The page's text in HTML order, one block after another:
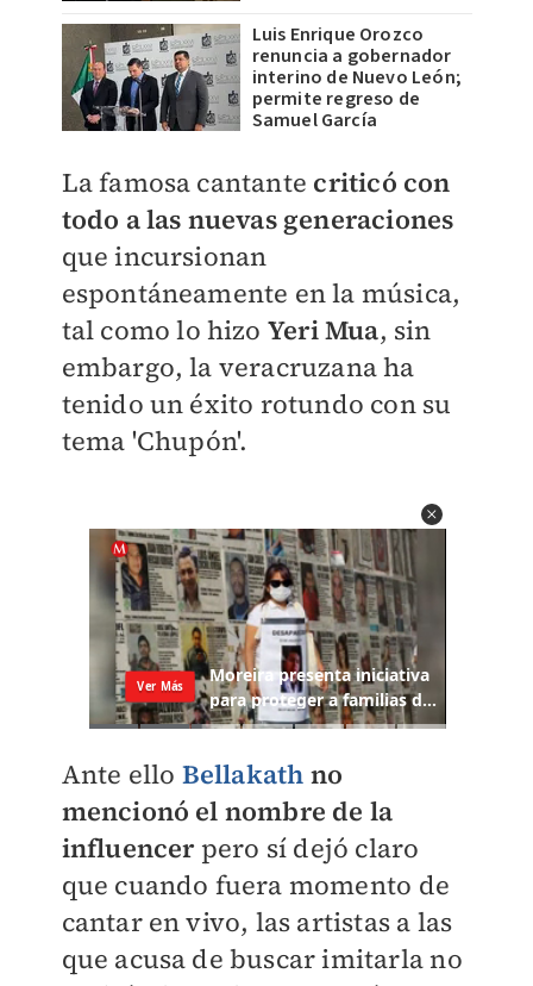
Luis Enrique Orozco
renuncia a gobernador
interino de Nuevo León;
permite regreso de
Samuel García
La famosa cantante criticó con
todo a las nuevas generaciones
que incursionan
espontáneamente en la música,
tal como lo hizo Yeri Mua, sin
embargo, la veracruzana ha
tenido un éxito rotundo con su
tema 'Chupón'.
Ante ello Bellakath no
mencionó el nombre de la
influencer pero sí dejó claro
que cuando fuera momento de
cantar en vivo, las artistas a las
que acusa de buscar imitarla no